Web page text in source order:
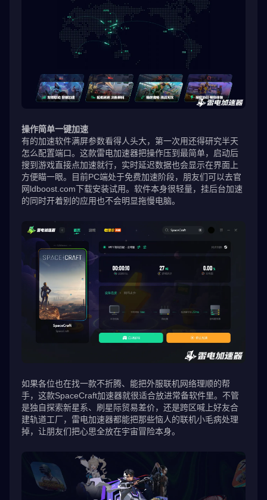
操作简单一键加速
有的加速软件满屏参数看得人头大，第一次用还得研究半天
怎么配置端口。这款雷电加速器把操作压到最简单，启动后
搜到游戏直接点加速就行，实时延迟数据也会显示在界面上
方便瞄一眼。目前PC端处于免费加速阶段，朋友们可以去官
网ldboost.com下载安装试用。软件本身很轻量，挂后台加速
的同时开着别的应用也不会明显拖慢电脑。
如果各位也在找一款不折腾、能把外服联机网络理顺的帮
手，这款SpaceCraft加速器就很适合放进常备软件里。不管
是独自探索新星系、刷星际贸易差价，还是跨区喊上好友合
建轨道工厂，雷电加速器都能把那些恼人的联机小毛病处理
掉，让朋友们把心思全放在宇宙冒险本身。